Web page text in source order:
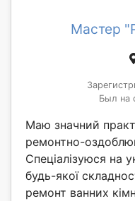
Мастер
Был на
Маю значний
ремонтно-
Спеціалізуюся на
будь-якої
ремонт ванних